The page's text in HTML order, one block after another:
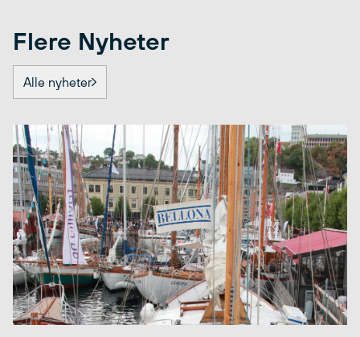
Flere Nyheter
Alle nyheter